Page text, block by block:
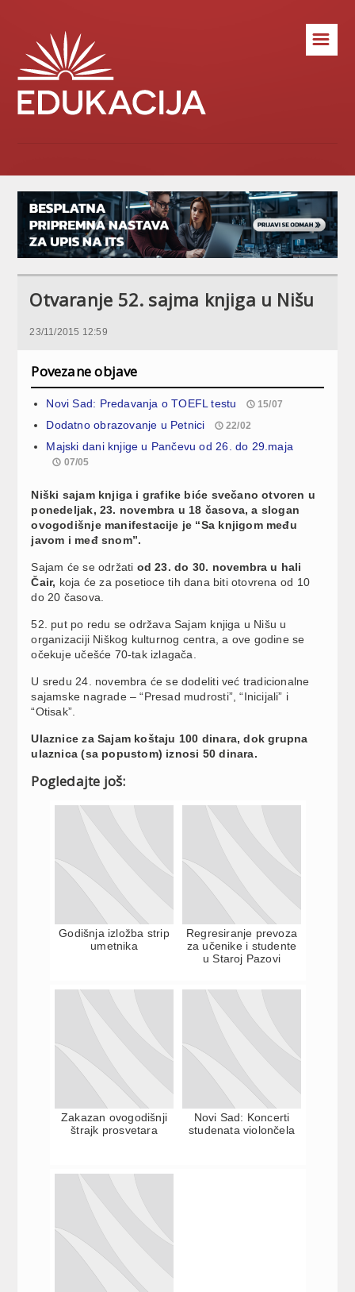
☰
Otvaranje 52. sajma knjiga u Nišu
23/11/2015 12:59
Povezane objave
Novi Sad: Predavanja o TOEFL testu 15/07
Dodatno obrazovanje u Petnici 22/02
Majski dani knjige u Pančevu od 26. do 29.maja
07/05
Niški sajam knjiga i grafike biće svečano otvoren u
ponedeljak, 23. novembra u 18 časova, a slogan
ovogodišnje manifestacije je “Sa knjigom među
javom i međ snom”.
Sajam će se održati od 23. do 30. novembra u hali
Čair, koja će za posetioce tih dana biti otovrena od 10
do 20 časova.
52. put po redu se održava Sajam knjiga u Nišu u
organizaciji Niškog kulturnog centra, a ove godine se
očekuje učešće 70-tak izlagača.
U sredu 24. novembra će se dodeliti već tradicionalne
sajamske nagrade – “Presad mudrosti”, “Inicijali” i
“Otisak”.
Ulaznice za Sajam koštaju 100 dinara, dok grupna
ulaznica (sa popustom) iznosi 50 dinara.
Pogledajte još:
Godišnja izložba strip
umetnika
Regresiranje prevoza
za učenike i studente
u Staroj Pazovi
Zakazan ovogodišnji
štrajk prosvetara
Novi Sad: Koncerti
studenata violončela